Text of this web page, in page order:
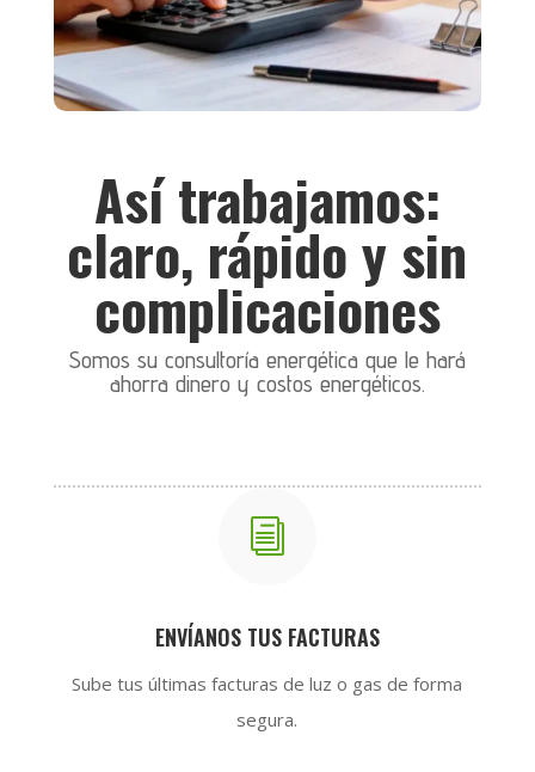
Así trabajamos:
claro, rápido y sin
complicaciones
Somos su consultoría energética que le hará
ahorra dinero y costos energéticos.
i
ENVÍANOS TUS FACTURAS
Sube tus últimas facturas de luz o gas de forma
segura.